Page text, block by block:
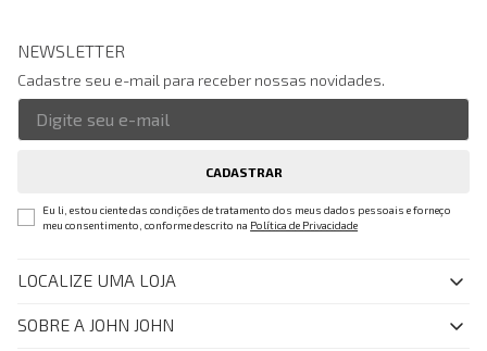
NEWSLETTER
Cadastre seu e-mail para receber nossas novidades.
CADASTRAR
Eu li, estou ciente das condições de tratamento dos meus dados pessoais e forneço
meu consentimento, conforme descrito na Política de Privacidade
LOCALIZE UMA LOJA
SOBRE A JOHN JOHN